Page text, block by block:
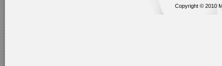
Copyright © 2010